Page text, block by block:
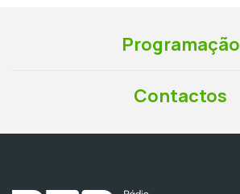
Programação
Contactos